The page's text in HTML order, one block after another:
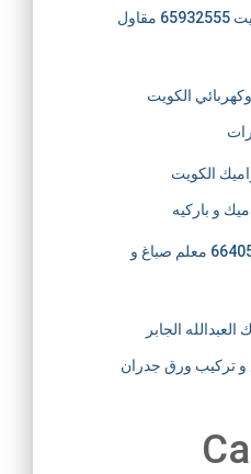
فني قص خرسانة الكويت 65932555 مقاول
الكويت
الكويت
دهان صباغ النزهة 66405052 معلم صباغ و
الجابر